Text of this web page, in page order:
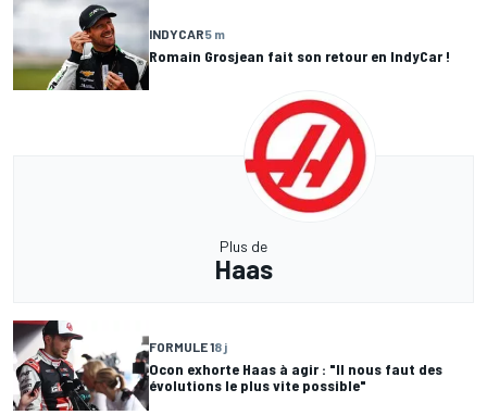
INDYCAR5 m
Romain Grosjean fait son retour en IndyCar !
Plus de
Haas
FORMULE 18 j
Ocon exhorte Haas à agir : "Il nous faut des
évolutions le plus vite possible"